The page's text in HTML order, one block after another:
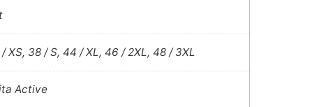
XS, 38 / S, 44 / XL, 46 / 2XL, 48 / 3XL
Active